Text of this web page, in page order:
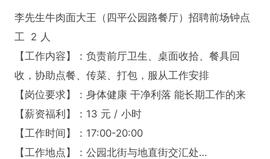
李先生牛肉面大王（四平公园路餐厅）招聘前场钟点
工  2 人
【工作内容】：负责前厅卫生、桌面收拾、餐具回
收，协助点餐、传菜、打包，服从工作安排
【岗位要求】：身体健康 干净利落 能长期工作的来
【薪资福利】：13 元 / 小时
【工作时间】：17:00-20:00
【工作地点】：公园北街与地直街交汇处